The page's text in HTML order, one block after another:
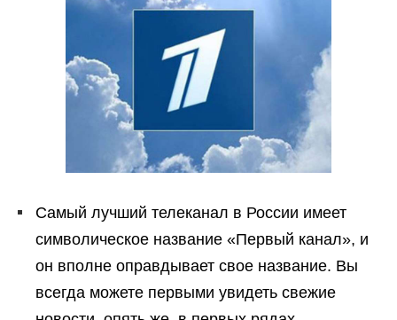
Самый лучший телеканал в России имеет
символическое название «Первый канал», и
он вполне оправдывает свое название. Вы
всегда можете первыми увидеть свежие